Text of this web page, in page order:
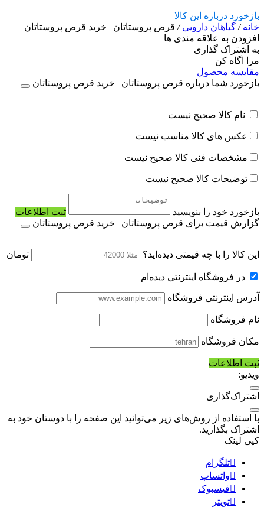
بازخورد درباره این کالا
خانه/ گیاهان دارویی/ قرص پروستاتان | خرید قرص پروستاتان
افزودن به علاقه مندی ها
به اشتراک گذاری
مرا اگاه کن
مقایسه محصول
بازخورد شما درباره قرص پروستاتان | خرید قرص پروستاتان
نام کالا صحیح نیست
عکس های کالا مناسب نیست
مشخصات فنی کالا صحیح نیست
توضیحات کالا صحیح نیست
بازخورد خود را بنویسید
ثبت اطلاعات
گزارش قیمت برای قرص پروستاتان | خرید قرص پروستاتان
این کالا را با چه قیمتی دیده‌اید؟ تومان
در فروشگاه اینترنتی دیده‌ام
آدرس اینترنتی فروشگاه
نام فروشگاه
مکان فروشگاه
ثبت اطلاعات
ویدیو:
اشتراک‌گذاری
با استفاده از روش‌های زیر می‌توانید این صفحه را با دوستان خود به
اشتراک بگذارید.
کپی لینک
تلگرام
واتساپ
فیسبوک
تویتر